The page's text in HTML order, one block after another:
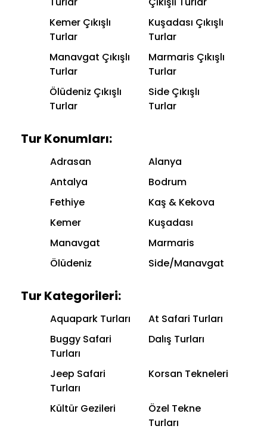
Kemer Çıkışlı
Turlar
Kuşadası Çıkışlı
Turlar
Manavgat Çıkışlı
Turlar
Marmaris Çıkışlı
Turlar
Ölüdeniz Çıkışlı
Turlar
Side Çıkışlı
Turlar
Tur Konumları:
Adrasan
Alanya
Antalya
Bodrum
Fethiye
Kaş & Kekova
Kemer
Kuşadası
Manavgat
Marmaris
Ölüdeniz
Side/Manavgat
Tur Kategorileri:
Aquapark Turları
At Safari Turları
Buggy Safari
Turları
Dalış Turları
Jeep Safari
Turları
Korsan Tekneleri
Kültür Gezileri
Özel Tekne
Turları